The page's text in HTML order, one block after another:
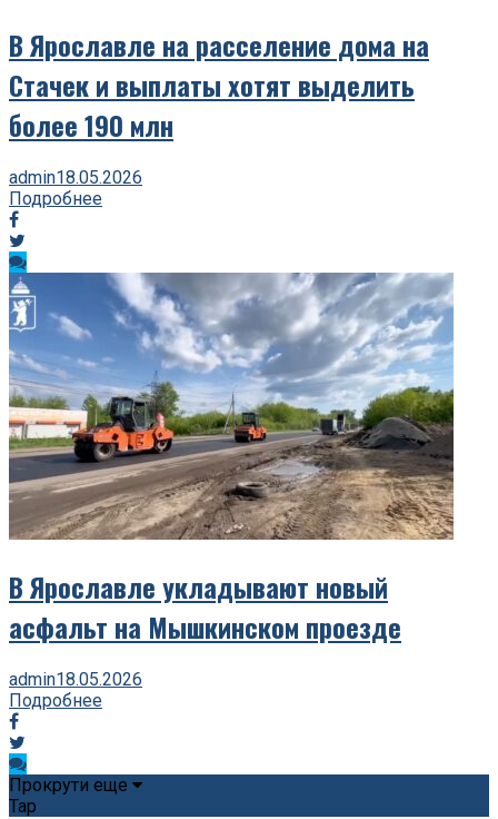
В Ярославле на расселение дома на
Стачек и выплаты хотят выделить
более 190 млн
admin18.05.2026
Подробнее
В Ярославле укладывают новый
асфальт на Мышкинском проезде
admin18.05.2026
Подробнее
Прокрути еще
Tap